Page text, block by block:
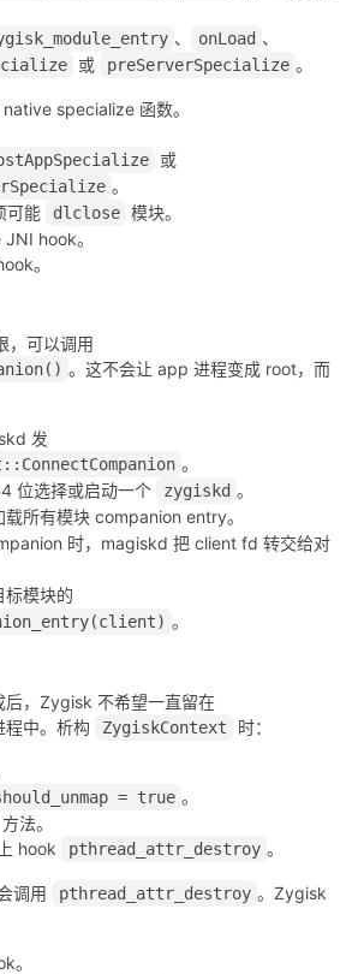
、 onLoad 、
或 preServerSpecialize 。
specialize 函数。
或
。
可能
dlclose 模块。
hook。
。
，可以调用
。这不会让 app 进程变成 root，而
发
。
位选择或启动一个
zygiskd 。
载所有模块 companion entry。
时，magiskd 把 client fd 转交给对
标模块的
。
，Zygisk 不希望一直留在
中。析构
ZygiskContext 时：
= true 。
法。
上 hook pthread_attr_destroy 。
调用 pthread_attr_destroy 。Zygisk
。